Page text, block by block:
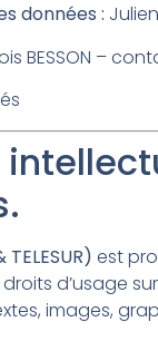
données :
BESSON –
TELESUR) est
d’usage
images,